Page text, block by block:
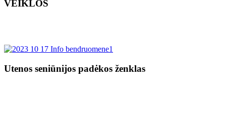
VEIKLOS
Utenos seniūnijos padėkos ženklas